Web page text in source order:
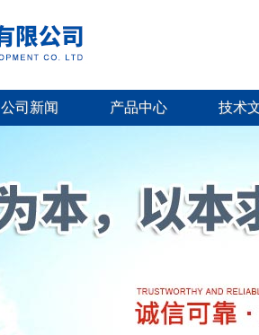
公司新闻 产品中心 技术